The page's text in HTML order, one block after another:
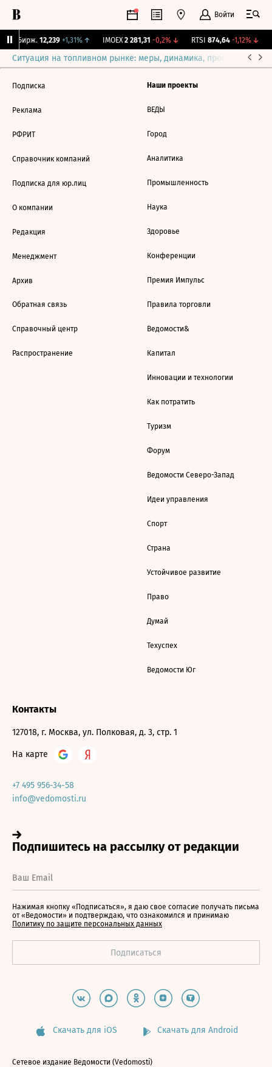
Войти
Бирж. 12,239 +1,31%↑ IMOEX 2 281,31 -0,2%↓ RTSI 874,64 -1,12%↓
Ситуация на топливном рынке: меры, динамика, прогнозы
Подписка
Реклама
РФРИТ
Справочник компаний
Подписка для юр.лиц
О компании
Редакция
Менеджмент
Архив
Обратная связь
Справочный центр
Распространение
Наши проекты
ВЕДЫ
Город
Аналитика
Промышленность
Наука
Здоровье
Конференции
Премия Импульс
Правила торговли
Ведомости&
Капитал
Инновации и технологии
Как потратить
Туризм
Форум
Ведомости Северо-Запад
Идеи управления
Спорт
Страна
Устойчивое развитие
Право
Думай
Техуспех
Ведомости Юг
Контакты
127018, г. Москва, ул. Полковая, д. 3, стр. 1
На карте
+7 495 956-34-58
info@vedomosti.ru
Нажимая кнопку «Подписаться», я даю свое согласие получать письма
от «Ведомости» и подтверждаю, что ознакомился и принимаю
Политику по защите персональных данных
Скачать для iOS Скачать для Android
Сетевое издание Ведомости (Vedomosti)